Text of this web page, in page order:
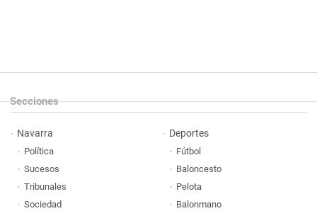
Secciones
Navarra
Política
Sucesos
Tribunales
Sociedad
Deportes
Fútbol
Baloncesto
Pelota
Balonmano